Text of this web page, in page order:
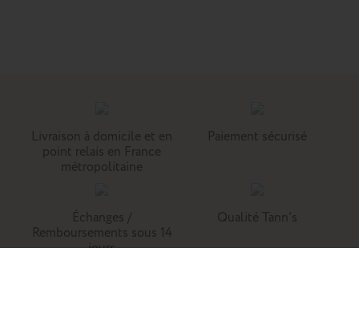
Livraison à domicile et en
point relais en France
métropolitaine
Paiement sécurisé
Échanges /
Remboursements sous 14
jours
Qualité Tann's